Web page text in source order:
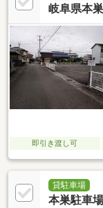
岐阜県本
即引き渡し可
貸駐車場
本巣駐車場